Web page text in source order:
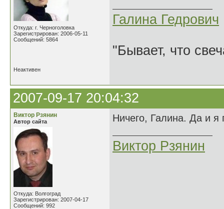
Откуда: г. Черноголовка
Зарегистрирован: 2006-05-11
Сообщений: 5864
Галина Гедрович
"Бывает, что
Неактивен
2007-09-17 20:04:32
Виктор Рзянин
Автор сайта
Откуда: Волгоград
Зарегистрирован: 2007-04-17
Сообщений: 992
Ничего, Галина. Да и я
Виктор Рзянин